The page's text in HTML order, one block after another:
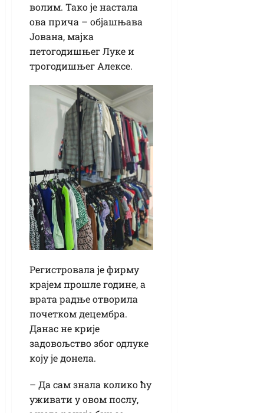
волим. Тако је настала
ова прича – објашњава
Јована, мајка
петогодишњег Луке и
трогодишњег Алексе.
Регистровала је фирму
крајем прошле године, а
врата радње отворила
почетком децембра.
Данас не крије
задовољство због одлуке
коју је донела.
– Да сам знала колико ћу
уживати у овом послу,